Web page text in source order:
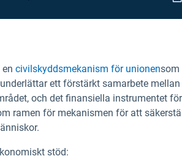
encivilskyddsmekanism för unionensom
ett förstärkt samarbete mellan
och det finansiella instrumentet
ramen för mekanismen för att
stöd: